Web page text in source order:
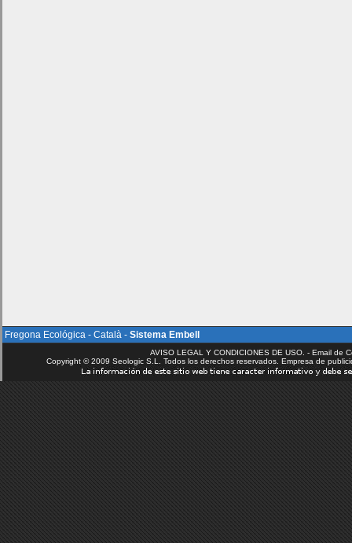
Fregona Ecológica - Català - Sistema Embell
AVISO LEGAL Y CONDICIONES DE USO. - Email de
Copyright © 2009 Seologic S.L. Todos los derechos reservados. Empresa de